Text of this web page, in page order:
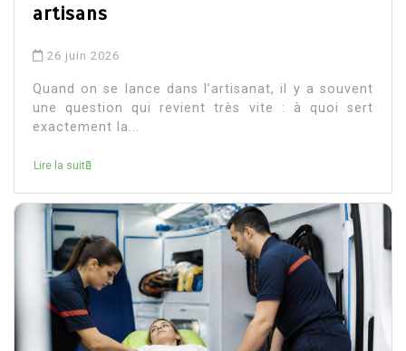
artisans
26 juin 2026
Quand on se lance dans l’artisanat, il y a souvent
une question qui revient très vite : à quoi sert
exactement la...
Lire la suite